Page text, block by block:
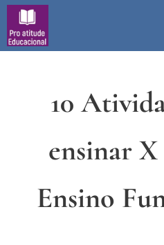
10
ensinar
Ensino